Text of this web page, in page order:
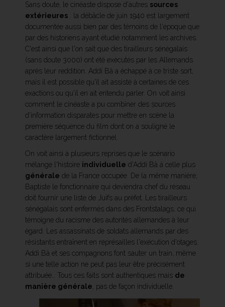
Sans doute, le cinéaste dispose d'autres sources
extérieures : la débâcle de juin 1940 est largement
documentée aussi bien par des témoins de l'époque que
par des historiens ayant étudié notamment les archives.
C'est ainsi que l'on sait que des tirailleurs sénégalais
(sans doute 3000) ont été exécutés par les Allemands
après leur reddition. Addi Bâ a échappé à ce triste sort,
mais il est possible qu'il ait assisté à certaines de ces
exactions ou qu'il en ait entendu parler. On voit ainsi
comment le cinéaste a pu combiner des sources
d'information disparates pour mettre en scène la
première séquence du film dont on a souligné le
caractère largement fictionnel.
On voit ainsi à plusieurs reprises que le scénario
mélange l'histoire individuelle d'Addi Bâ à celle plus
générale de la France occupée. De la même manière,
Baptiste le fonctionnaire qui deviendra chef du réseau
doit fournir une liste de Juifs au préfet. Les tirailleurs
sénégalais sont enfermés dans des Frontstalags, ce qui
témoigne du racisme des autorités allemandes à leur
égard. Les assassinats de soldats allemands par des
résistants entraînent en représailles l'exécution d'otages.
Addi Bâ et ses compagnons font sauter un train, même
si une telle action ne peut pas leur être précisément
attribuée… Tous ces faits sont authentiques mais de
manière générale, pas de façon individuelle.